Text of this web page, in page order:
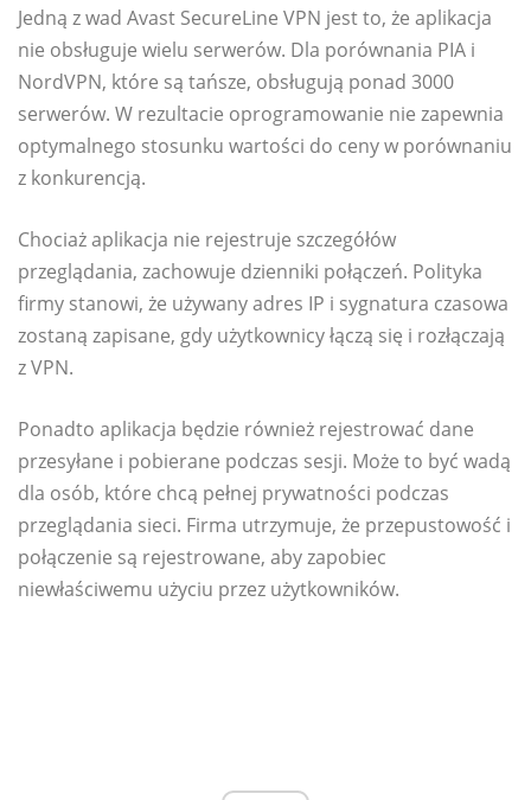
Jedną z wad Avast SecureLine VPN jest to, że aplikacja
nie obsługuje wielu serwerów. Dla porównania PIA i
NordVPN, które są tańsze, obsługują ponad 3000
serwerów. W rezultacie oprogramowanie nie zapewnia
optymalnego stosunku wartości do ceny w porównaniu
z konkurencją.
Chociaż aplikacja nie rejestruje szczegółów
przeglądania, zachowuje dzienniki połączeń. Polityka
firmy stanowi, że używany adres IP i sygnatura czasowa
zostaną zapisane, gdy użytkownicy łączą się i rozłączają
z VPN.
Ponadto aplikacja będzie również rejestrować dane
przesyłane i pobierane podczas sesji. Może to być wadą
dla osób, które chcą pełnej prywatności podczas
przeglądania sieci. Firma utrzymuje, że przepustowość i
połączenie są rejestrowane, aby zapobiec
niewłaściwemu użyciu przez użytkowników.